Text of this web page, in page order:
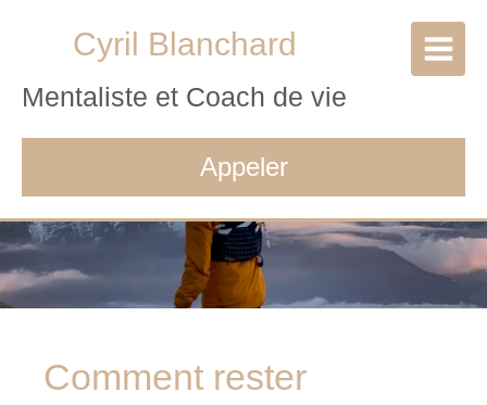
Cyril Blanchard
Mentaliste et Coach de vie
Appeler
Comment rester